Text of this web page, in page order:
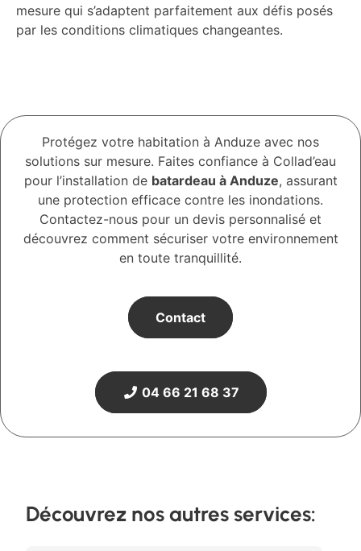
mesure qui s’adaptent parfaitement aux défis posés
par les conditions climatiques changeantes.
Protégez votre habitation à Anduze avec nos
solutions sur mesure. Faites confiance à Collad’eau
pour l’installation de batardeau à Anduze, assurant
une protection efficace contre les inondations.
Contactez-nous pour un devis personnalisé et
découvrez comment sécuriser votre environnement
en toute tranquillité.
Contact
04 66 21 68 37
Découvrez nos autres services: